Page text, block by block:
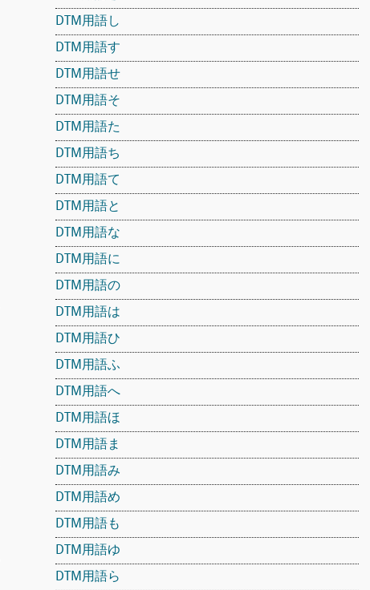
DTM用語し
DTM用語す
DTM用語せ
DTM用語そ
DTM用語た
DTM用語ち
DTM用語て
DTM用語と
DTM用語な
DTM用語に
DTM用語の
DTM用語は
DTM用語ひ
DTM用語ふ
DTM用語へ
DTM用語ほ
DTM用語ま
DTM用語み
DTM用語め
DTM用語も
DTM用語ゆ
DTM用語ら